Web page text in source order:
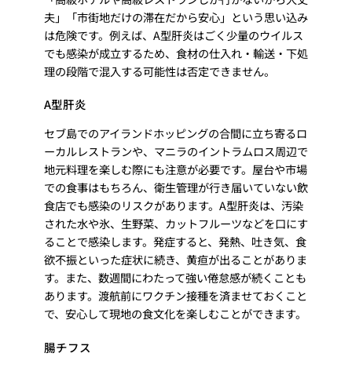
夫」「市街地だけの滞在だから安心」という思い込み
は危険です。例えば、A型肝炎はごく少量のウイルス
でも感染が成立するため、食材の仕入れ・輸送・下処
理の段階で混入する可能性は否定できません。
A型肝炎
セブ島でのアイランドホッピングの合間に立ち寄るロ
ーカルレストランや、マニラのイントラムロス周辺で
地元料理を楽しむ際にも注意が必要です。屋台や市場
での食事はもちろん、衛生管理が行き届いていない飲
食店でも感染のリスクがあります。A型肝炎は、汚染
された水や氷、生野菜、カットフルーツなどを口にす
ることで感染します。発症すると、発熱、吐き気、食
欲不振といった症状に続き、黄疸が出ることがありま
す。また、数週間にわたって強い倦怠感が続くことも
あります。渡航前にワクチン接種を済ませておくこと
で、安心して現地の食文化を楽しむことができます。
腸チフス